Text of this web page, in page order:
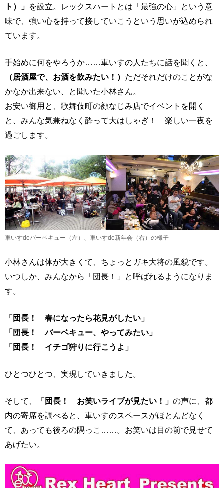
ト）」 を設立。レックスハートとは「最強の心」という意
味で、強い心を持って接していこうという思いが込められ
ています。
手始めに何をやろうか……車いすの人たちに話を聞くと、
（居酒屋で、お酒を飲みたい！） ただそれだけのことがな
かなか出来ない、と聞いた小林さん。
お安い御用と、歌舞伎町の顔なじみ店でイベントを開く
と、みんな気兼ねなく酔って大はしゃぎ！ 楽しい一夜を
過ごします。
車いすdeバーベキュー（左）、車いすde新年会（右）の様子
小林さんは体が大きくて、ちょっとガキ大将の風貌です。
いつしか、みんなから「団長！」と呼ばれるようになりま
す。
「団長！ 春になったら花見がしたい」
「団長！ バーベキュー、やってみたい」
「団長！ イチゴ狩りに行こうよ」
ひとつひとつ、実現していきました。
そして、 「団長！ お笑いライブが見たい！」 の声に、都
内の寄席を調べると、車いすのスペースがほとんどなく
て、あっても後ろの隅っこ……。お笑いは目の前で見せて
あげたい。